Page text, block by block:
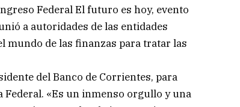
Federal El futuro es hoy, evento
a autoridades de las entidades
mundo de las finanzas para tratar las
del Banco de Corrientes, para
Federal. «Es un inmenso orgullo y una